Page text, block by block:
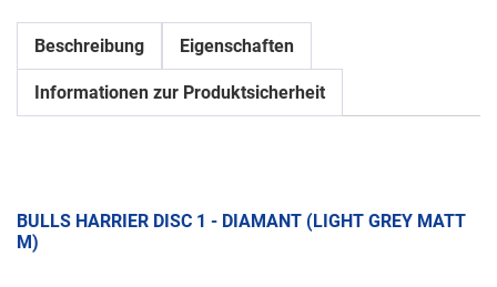
Beschreibung Eigenschaften
Informationen zur Produktsicherheit
BULLS HARRIER DISC 1 - DIAMANT (LIGHT GREY MATT
M)